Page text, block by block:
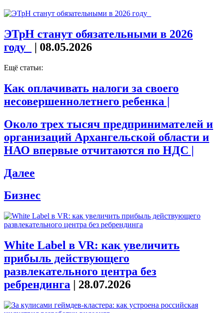
ЭТрН станут обязательными в 2026
году_
| 08.05.2026
Ещё статьи:
Как оплачивать налоги за своего
несовершеннолетнего ребенка |
Около трех тысяч предпринимателей и
организаций Архангельской области и
НАО впервые отчитаются по НДС |
Далее
Бизнес
White Label в VR: как увеличить
прибыль действующего
развлекательного центра без
ребрендинга
28.07.2026